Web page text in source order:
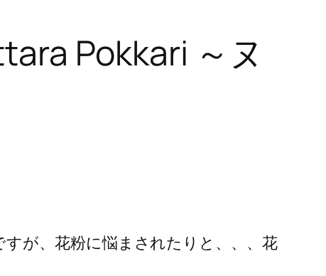
Pokkari ～ヌ
が、花粉に悩まされたりと、、、花